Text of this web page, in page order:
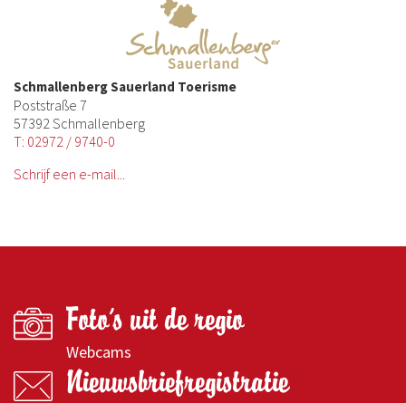
Schmallenberg Sauerland Toerisme
Poststraße 7
57392 Schmallenberg
T: 02972 / 9740-0
Schrijf een e-mail...
Foto's uit de regio
Webcams
Nieuwsbriefregistratie